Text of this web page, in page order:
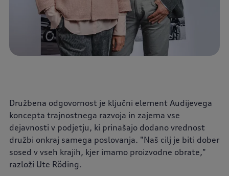
Družbena odgovornost je ključni element Audijevega
koncepta trajnostnega razvoja in zajema vse
dejavnosti v podjetju, ki prinašajo dodano vrednost
družbi onkraj samega poslovanja. "Naš cilj je biti dober
sosed v vseh krajih, kjer imamo proizvodne obrate,"
razloži Ute Röding.